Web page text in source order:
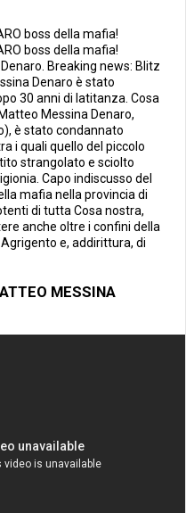
boss della mafia!
boss della mafia!
Breaking news: Blitz
Denaro è stato
30 anni di latitanza. Cosa
Messina Denaro,
è stato condannato
i quali quello del piccolo
strangolato e sciolto
Capo indiscusso del
mafia nella provincia di
di tutta Cosa nostra,
anche oltre i confini della
e, addirittura, di
MESSINA